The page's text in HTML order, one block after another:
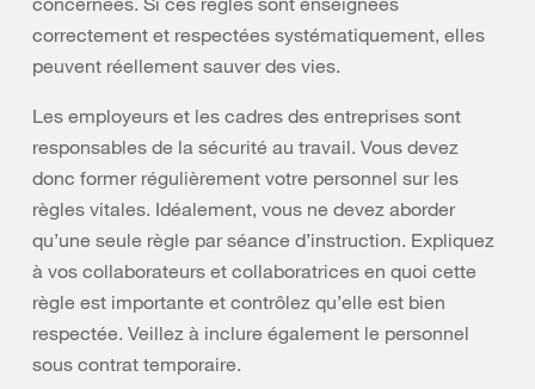
correctement et respectées systématiquement, elles
peuvent réellement sauver des vies.
Les employeurs et les cadres des entreprises sont
responsables de la sécurité au travail. Vous devez
donc former régulièrement votre personnel sur les
règles vitales. Idéalement, vous ne devez aborder
qu’une seule règle par séance d’instruction. Expliquez
à vos collaborateurs et collaboratrices en quoi cette
règle est importante et contrôlez qu’elle est bien
respectée. Veillez à inclure également le personnel
sous contrat temporaire.